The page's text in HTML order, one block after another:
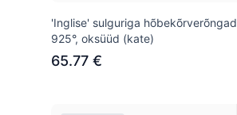
'Inglise' sulguriga
925°, oksüüd (kate)
65.77 €